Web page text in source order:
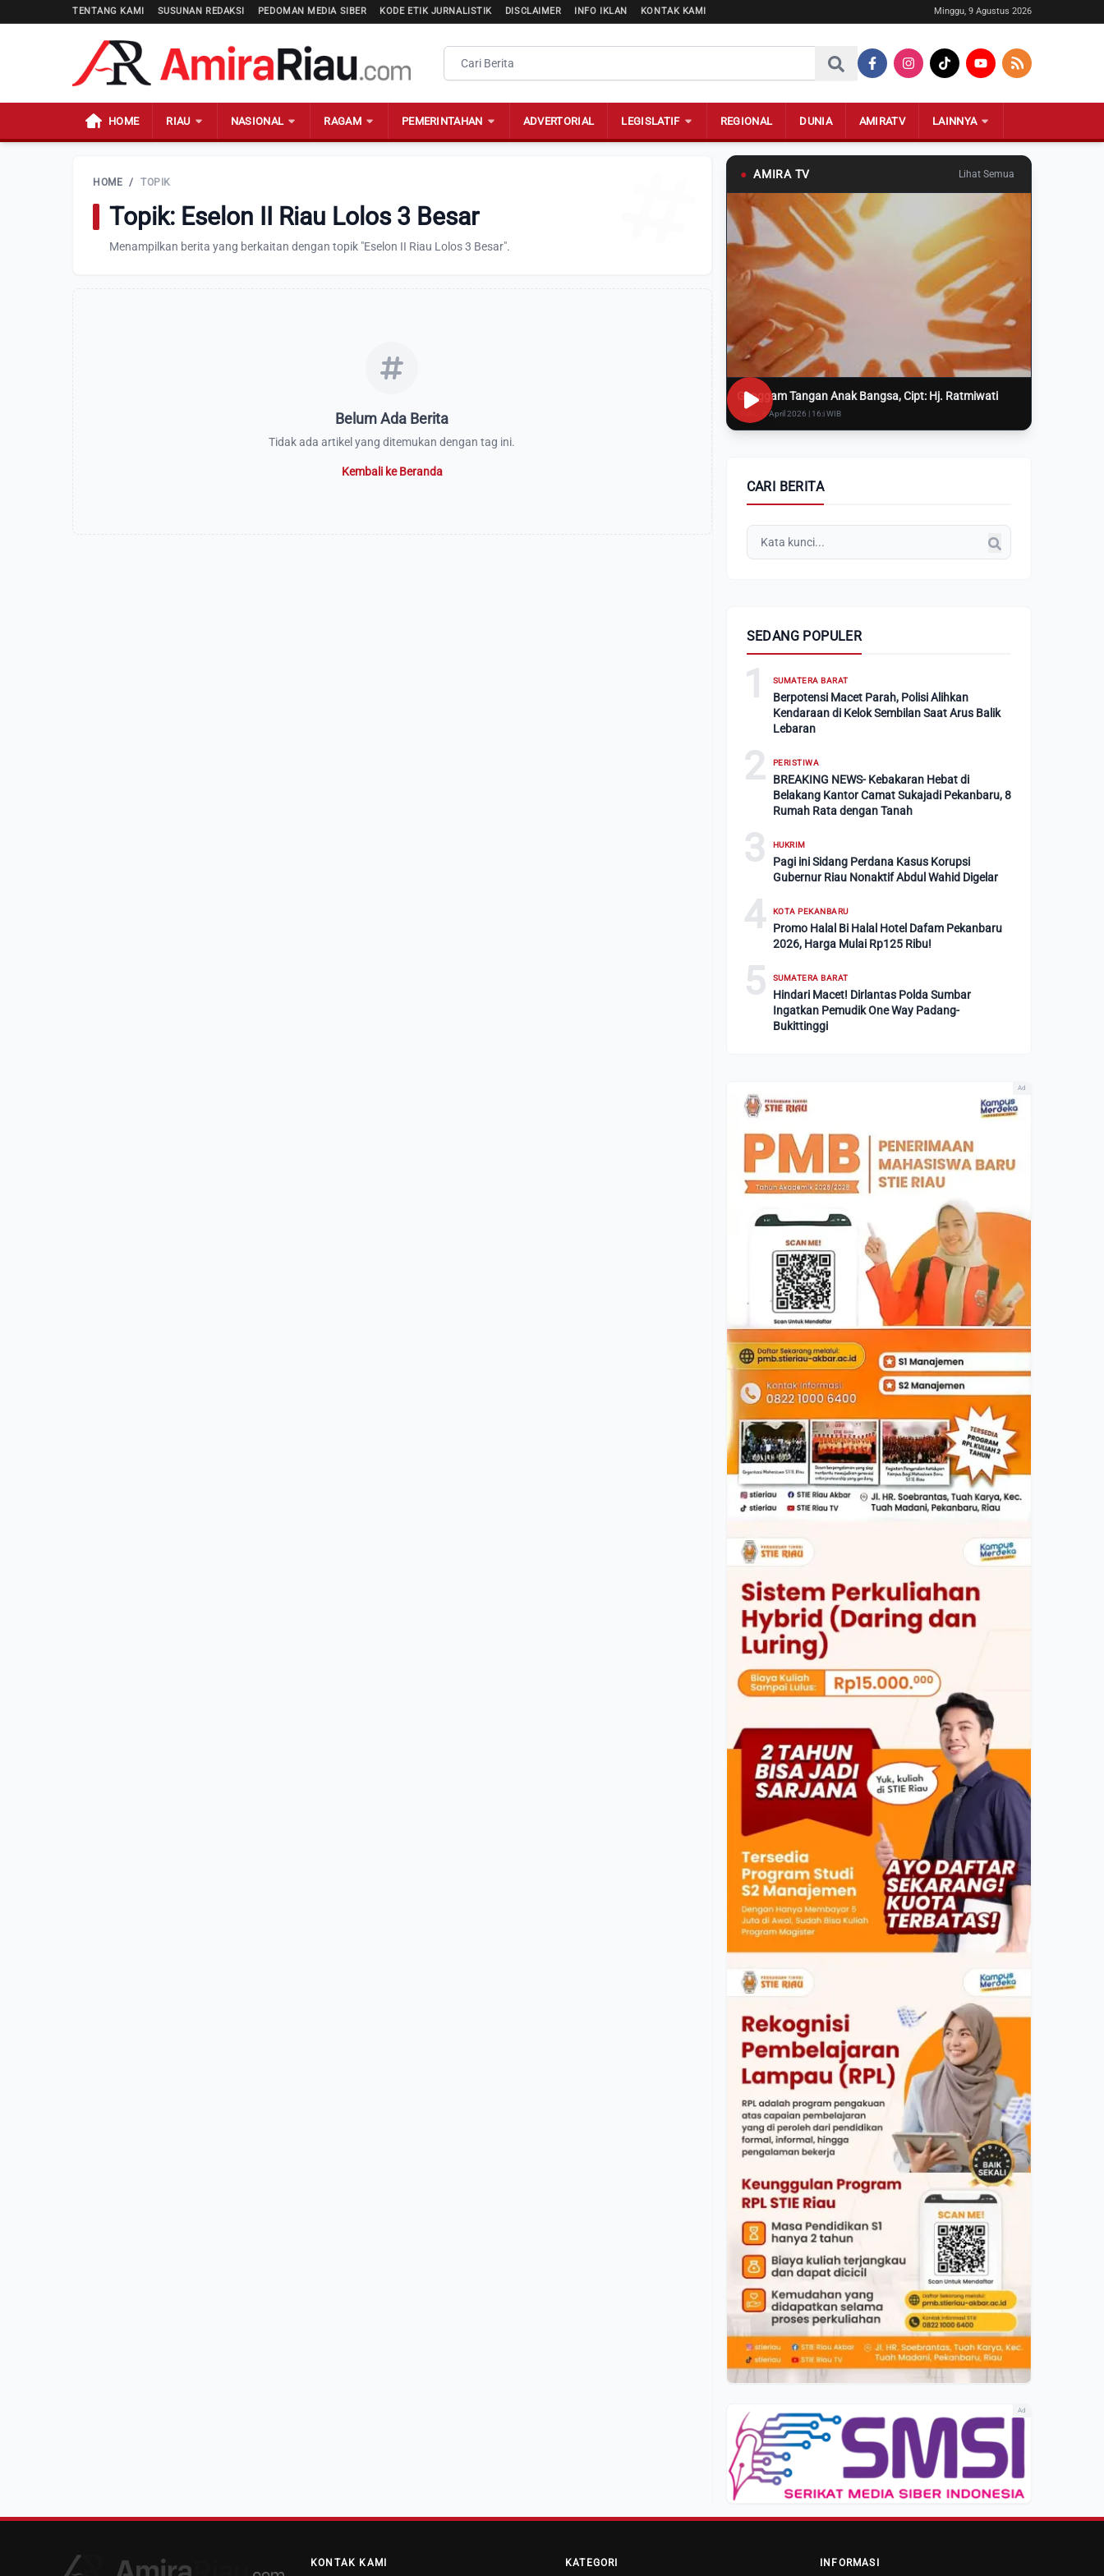
TENTANG KAMI SUSUNAN REDAKSI PEDOMAN MEDIA SIBER KODE ETIK JURNALISTIK DISCLAIMER INFO IKLAN KONTAK KAMI Minggu, 9 Agustus 2026
HOME RIAU NASIONAL RAGAM PEMERINTAHAN ADVERTORIAL LEGISLATIF REGIONAL DUNIA AMIRATV LAINNYA
HOME / TOPIK
Topik: Eselon II Riau Lolos 3 Besar
Menampilkan berita yang berkaitan dengan topik "Eselon II Riau Lolos 3 Besar".
Belum Ada Berita
Tidak ada artikel yang ditemukan dengan tag ini.
Kembali ke Beranda
● AMIRA TV Lihat Semua
Genggam Tangan Anak Bangsa, Cipt: Hj. Ratmiwati
Rabu, 8 April 2026 | 16:i WIB
CARI BERITA
SEDANG POPULER
1 SUMATERA BARAT
Berpotensi Macet Parah, Polisi Alihkan
Kendaraan di Kelok Sembilan Saat Arus Balik
Lebaran
2 PERISTIWA
BREAKING NEWS- Kebakaran Hebat di
Belakang Kantor Camat Sukajadi Pekanbaru, 8
Rumah Rata dengan Tanah
3 HUKRIM
Pagi ini Sidang Perdana Kasus Korupsi
Gubernur Riau Nonaktif Abdul Wahid Digelar
4 KOTA PEKANBARU
Promo Halal Bi Halal Hotel Dafam Pekanbaru
2026, Harga Mulai Rp125 Ribu!
5 SUMATERA BARAT
Hindari Macet! Dirlantas Polda Sumbar
Ingatkan Pemudik One Way Padang-
Bukittinggi
Ad
Ad
KONTAK KAMI KATEGORI INFORMASI